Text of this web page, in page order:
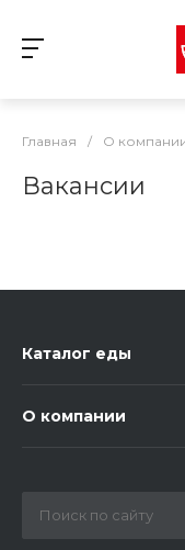
Главная / О
Вакансии
Каталог еды
О компании